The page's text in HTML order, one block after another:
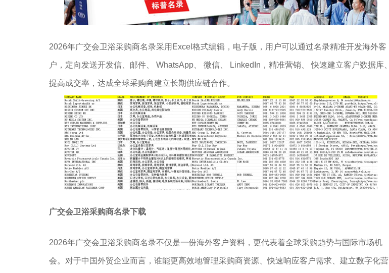
2026年广交会卫浴采购商名录采用Excel格式编辑，电子版，用户可以通过名录精准开发海外客
户，定向发送开发信、邮件、 WhatsApp、 微信、 LinkedIn，精准营销、 快速建立客户数据库、
提高成交率，达成全球采购商建立长期供应链合作。
广交会卫浴采购商名录下载
2026年广交会卫浴采购商名录不仅是一份海外客户资料，更代表着全球采购趋势与国际市场机
会。对于中国外贸企业而言，谁能更高效地管理采购商资源、快速响应客户需求、建立数字化营